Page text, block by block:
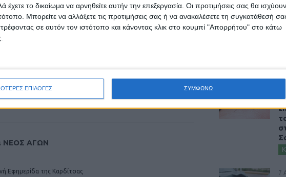
έχετε το δικαίωμα να αρνηθείτε αυτήν την επεξεργασία. Οι προτιμήσεις σας θα ισχύουν
Μπορείτε να αλλάξετε τις προτιμήσεις σας ή να ανακαλέσετε τη συγκατάθεσή
σε αυτόν τον ιστότοπο και κάνοντας κλικ στο κουμπί "Απορρήτου" στο κάτω
ΕΠΙΛΟΓΕΣ ΣΥΜΦΩΝΩ
ΝΕΟΣ ΑΓΩΝ στο Google News!
της Καρδίτσας και ευρύτερα της Θεσσαλίας
ΝΕΟΣ ΑΓΩΝ
Εφημερίδα της Καρδίτσας
7
7
7